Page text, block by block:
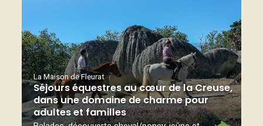
La Maison de Fleurat
Séjours équestres au cœur de la Creuse,
dans une domaine de charme pour
adultes et familles